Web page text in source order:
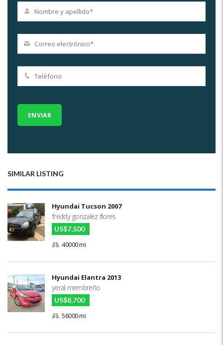
SIMILAR LISTING
Hyundai Tucson 2007
freddy gonzalez flores
US$7,500
40000 mi
Hyundai Elantra 2013
yeral membreño
US$8,700
56000 mi